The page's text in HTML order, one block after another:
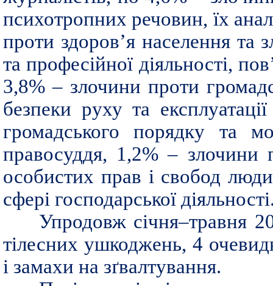
психотропних речовин, їх
проти здоров’я населення та
та професійної діяльності,
3,8% – злочини проти
безпеки руху та
громадського порядку та
правосуддя, 1,2% – злочини
особистих прав і свобод
сфері господарської
Упродовж січня–травня
тілесних ушкоджень, 4
і замахи на зґвалтування.